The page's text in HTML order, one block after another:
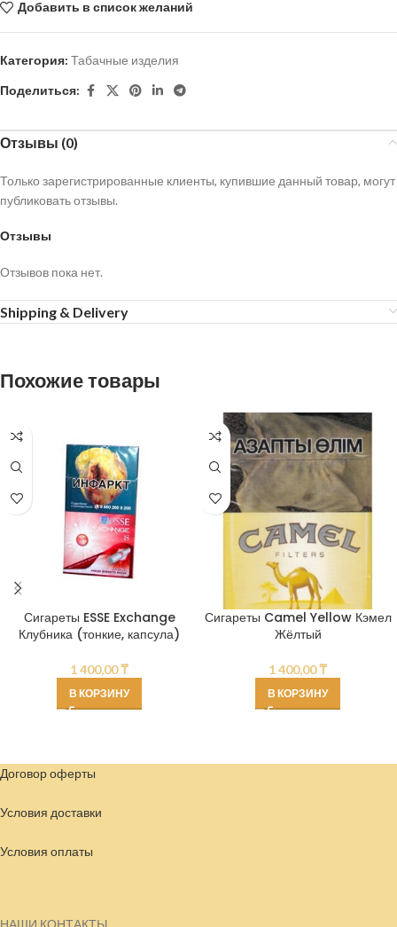
Добавить в список желаний
Категория: Табачные изделия
Поделиться:
Отзывы (0)
Отзывы
Отзывов пока нет.
Только зарегистрированные клиенты, купившие данный товар, могут
публиковать отзывы.
Shipping & Delivery
Похожие товары
Сигареты ESSE Exchange
Клубника (тонкие, капсула)
1 400,00₸
В КОРЗИНУ
Сигареты Camel Yellow Кэмел
Жёлтый
1 400,00₸
В КОРЗИНУ
Договор оферты
Условия доставки
Условия оплаты
НАШИ КОНТАКТЫ